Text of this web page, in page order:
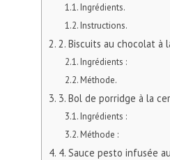
Ingrédients.
Instructions.
2. Biscuits au chocolat à
Ingrédients :
Méthode.
3. Bol de porridge à la
Ingrédients :
Méthode :
4. Sauce pesto infusée